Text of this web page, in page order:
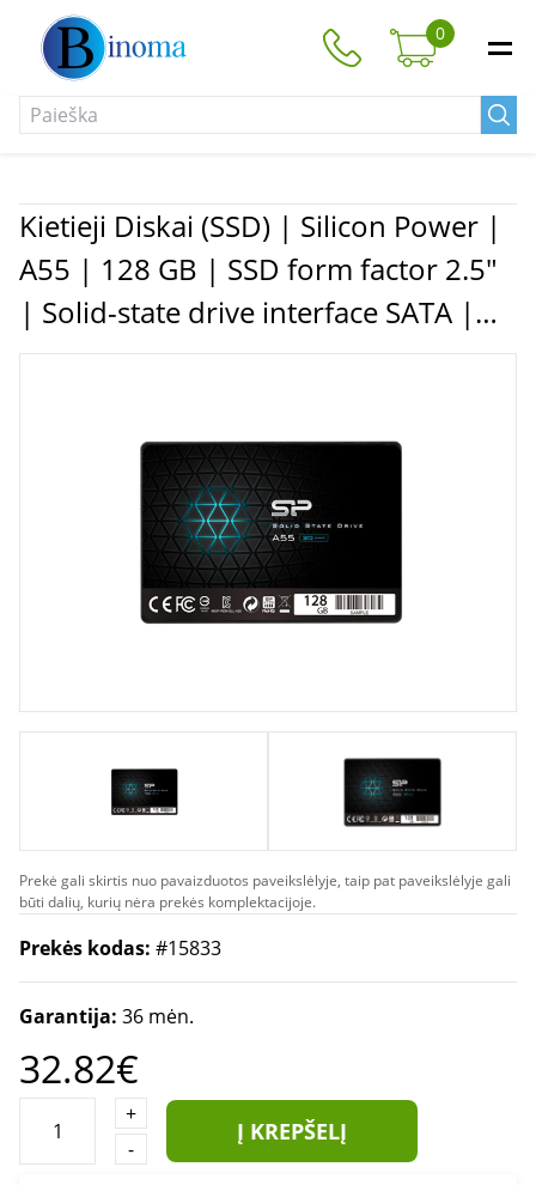
0
Kietieji Diskai (SSD) | Silicon Power |
A55 | 128 GB | SSD form factor 2.5"
| Solid-state drive interface SATA |
Read speed 550 MB/s | Write speed
Prekė gali skirtis nuo pavaizduotos paveikslėlyje, taip pat paveikslėlyje gali
būti dalių, kurių nėra prekės komplektacijoje.
Prekės kodas: #15833
Garantija: 36 mėn.
32.82€
+
-
Į KREPŠELĮ